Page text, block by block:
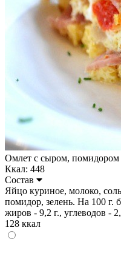
Омлет с сыром, помидором
Ккал: 448
Состав
Яйцо куриное, молоко,
помидор, зелень. На 100 г.
жиров - 9,2 г., углеводов -
128 ккал